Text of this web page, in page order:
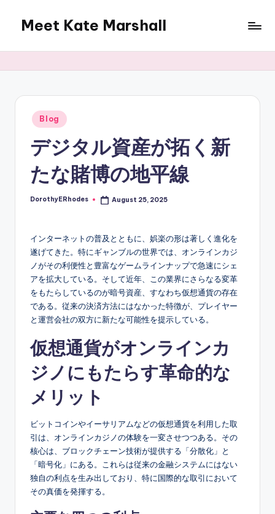
content
Meet Kate Marshall
to
full
spectrum
blog
Posted
in
Blog
デジタル資産が拓く新
たな賭博の地平線
Posted
DorothyERhodes August 25, 2025
インターネットの普及とともに、娯楽の形は著しく進化を
遂げてきた。特にギャンブルの世界では、オンラインカジ
ノがその利便性と豊富なゲームラインナップで急速にシェ
アを拡大している。そして近年、この業界にさらなる変革
をもたらしているのが暗号資産、すなわち仮想通貨の存在
である。従来の決済方法にはなかった特徴が、プレイヤー
と運営会社の双方に新たな可能性を提示している。
仮想通貨がオンラインカ
ジノにもたらす革命的な
メリット
ビットコインやイーサリアムなどの仮想通貨を利用した取
引は、オンラインカジノの体験を一変させつつある。その
核心は、ブロックチェーン技術が提供する「分散化」と
「暗号化」にある。これらは従来の金融システムにはない
独自の利点を生み出しており、特に国際的な取引において
その真価を発揮する。